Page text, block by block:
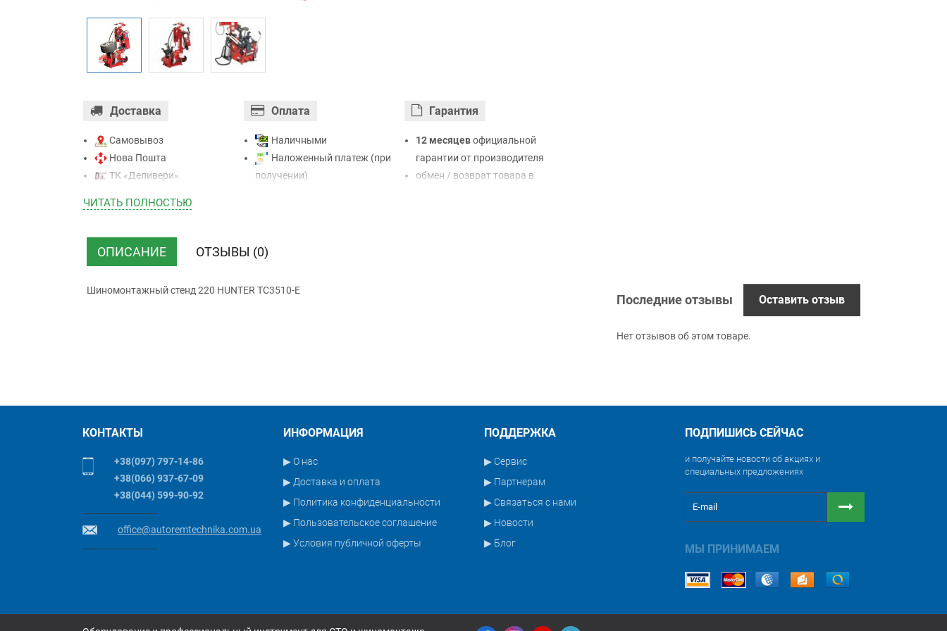
Доставка
Самовывоз
Нова Пошта
ТК «Деливери»
ТК “Justin”
ТК ”УкрПочта”
Оплата
Наличными
Наложенный платеж (при
получении)
Гарантия
12 месяцевофициальной
гарантии от производителя
обмен / возврат товара в
ЧИТАТЬ ПОЛНОСТЬЮ
ОПИСАНИЕ ОТЗЫВЫ (0)
Шиномонтажный стенд 220 HUNTER TC3510-E
Последние отзывы Оставить отзыв
Нет отзывов об этом товаре.
КОНТАКТЫ
+38(097) 797-14-86
+38(066) 937-67-09
+38(044) 599-90-92
office@autoremtechnika.com.ua
ИНФОРМАЦИЯ
▶ О нас
▶ Доставка и оплата
▶ Политика конфиденциальности
▶ Пользовательское соглашение
▶ Условия публичной оферты
ПОДДЕРЖКА
▶ Сервис
▶ Партнерам
▶ Связаться с нами
▶ Новости
▶ Блог
ПОДПИШИСЬ СЕЙЧАС
и получайте новости об акциях и
специальных предложениях
МЫ ПРИНИМАЕМ